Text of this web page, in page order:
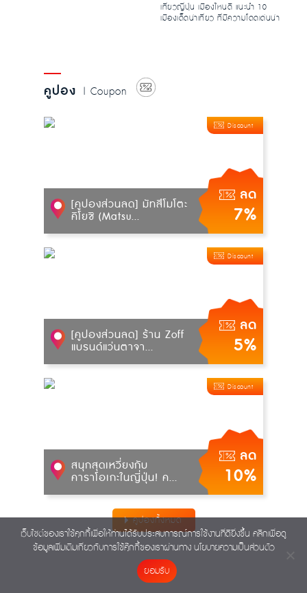
เที่ยวญี่ปุ่น เมืองไหนดี แนะนำ 10
เมืองเด็ดน่าเที่ยว ที่มีความโดดเด่นน่า
คูปอง | Coupon
ลด
7%
Discount
[คูปองส่วนลด] มัทสึโมโตะ
คิโยชิ (Matsu...
ลด
5%
Discount
[คูปองส่วนลด] ร้าน Zoff
แบรนด์แว่นตาจา...
ลด
10%
Discount
สนุกสุดเหวี่ยงกับ
คาราโอเกะในญี่ปุ่น! ค...
คูปองทั้งหมด
เว็บไซต์ของเราใช้คุกกี้เพื่อให้ท่านได้รับประสบการณ์การใช้งานที่ดียิ่งขึ้น คลิกเพื่อดู
ข้อมูลเพิ่มเติมเกี่ยวกับการใช้คุ๊กกี้ของเราผ่านทาง นโยบายความเป็นส่วนตัว
ยอมรับ